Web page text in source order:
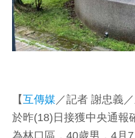
【互傳媒 ／記者 謝忠義
於昨(18)日接獲中央通報